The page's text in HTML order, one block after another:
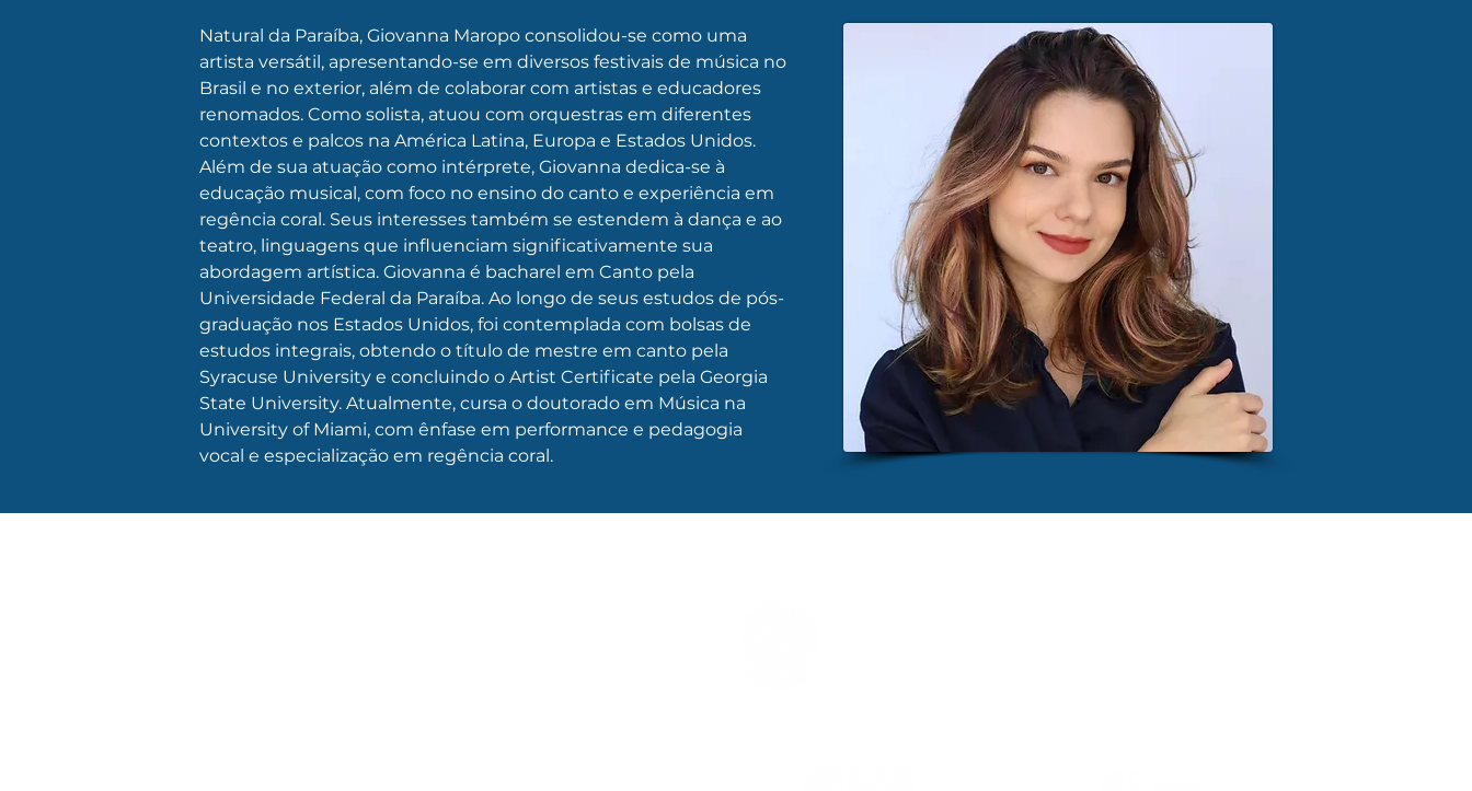
Natural da Paraíba, Giovanna Maropo consolidou-se como uma
artista versátil, apresentando-se em diversos festivais de música no
Brasil e no exterior, além de colaborar com artistas e educadores
renomados. Como solista, atuou com orquestras em diferentes
contextos e palcos na América Latina, Europa e Estados Unidos.
Além de sua atuação como intérprete, Giovanna dedica-se à
educação musical, com foco no ensino do canto e experiência em
regência coral. Seus interesses também se estendem à dança e ao
teatro, linguagens que influenciam significativamente sua
abordagem artística. Giovanna é bacharel em Canto pela
Universidade Federal da Paraíba. Ao longo de seus estudos de pós-
graduação nos Estados Unidos, foi contemplada com bolsas de
estudos integrais, obtendo o título de mestre em canto pela
Syracuse University e concluindo o Artist Certificate pela Georgia
State University. Atualmente, cursa o doutorado em Música na
University of Miami, com ênfase em performance e pedagogia
vocal e especialização em regência coral.